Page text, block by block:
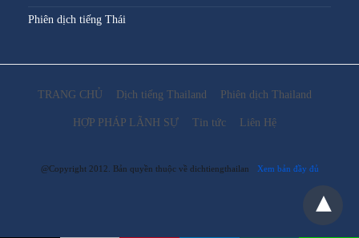
Phiên dịch tiếng Thái
TRANG CHỦ Dịch tiếng Thailand Phiên dịch Thailand
HỢP PHÁP LÃNH SỰ Tin tức Liên Hệ
@Copyright 2012. Bản quyền thuộc về dichtiengthailan Xem bản đầy đủ